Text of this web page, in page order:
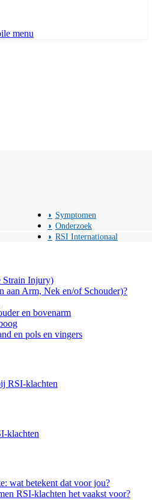
menu
Symptomen
Onderzoek
RSI Internationaal
Strain Injury)
aan Arm, Nek en/of Schouder)?
en bovenarm
en pols en vingers
RSI-klachten
klachten
wat betekent dat voor jou?
RSI-klachten het vaakst voor?